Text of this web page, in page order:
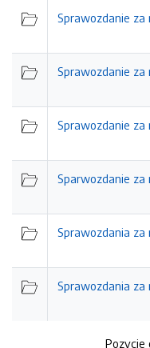
Sprawozdanie za
Sprawozdanie za
Sprawozdanie za
Sparwozdanie za
Sprawozdania za
Sprawozdania za
Pozycje